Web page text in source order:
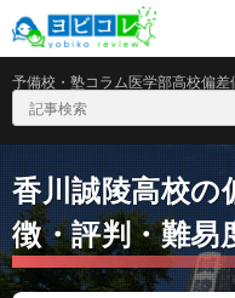
予備校・塾コラム医学部高校偏差
香川誠陵高校の
徴・評判・難易